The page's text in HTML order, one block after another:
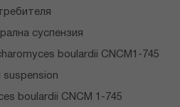
суспензия
boulardii CNCM1-745
suspension
boulardii CNCM 1-745